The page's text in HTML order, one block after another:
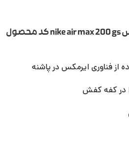
نایک ایر مکس 200 جی اس nike air max 200 gs کد محصول
از فناوری ایرمکس در پاشنه
در کفه کفش